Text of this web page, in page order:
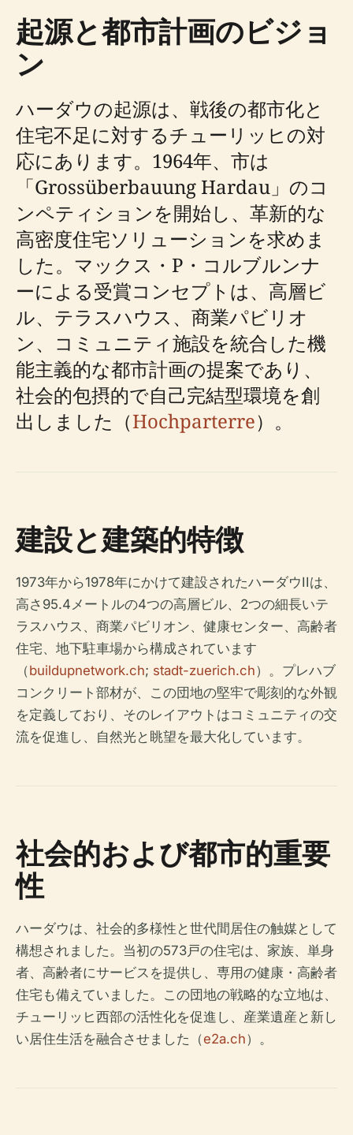
起源と都市計画のビジョ
ン
ハーダウの起源は、戦後の都市化と
住宅不足に対するチューリッヒの対
応にあります。1964年、市は
「Grossüberbauung Hardau」のコ
ンペティションを開始し、革新的な
高密度住宅ソリューションを求めま
した。マックス・P・コルブルンナ
ーによる受賞コンセプトは、高層ビ
ル、テラスハウス、商業パビリオ
ン、コミュニティ施設を統合した機
能主義的な都市計画の提案であり、
社会的包摂的で自己完結型環境を創
出しました（Hochparterre）。
建設と建築的特徴
1973年から1978年にかけて建設されたハーダウIIは、
高さ95.4メートルの4つの高層ビル、2つの細長いテ
ラスハウス、商業パビリオン、健康センター、高齢者
住宅、地下駐車場から構成されています​​
（buildupnetwork.ch; stadt-zuerich.ch）。プレハブ
コンクリート部材が、この団地の堅牢で彫刻的な外観
を定義しており、そのレイアウトはコミュニティの交
流を促進し、自然光と眺望を最大化しています。
社会的および都市的重要
性
ハーダウは、社会的多様性と世代間居住の触媒として
構想されました。当初の573戸の住宅は、家族、単身
者、高齢者にサービスを提供し、専用の健康・高齢者
住宅も備えていました。この団地の戦略的な立地は、
チューリッヒ西部の活性化を促進し、産業遺産と新し
い居住生活を融合させました（e2a.ch）。